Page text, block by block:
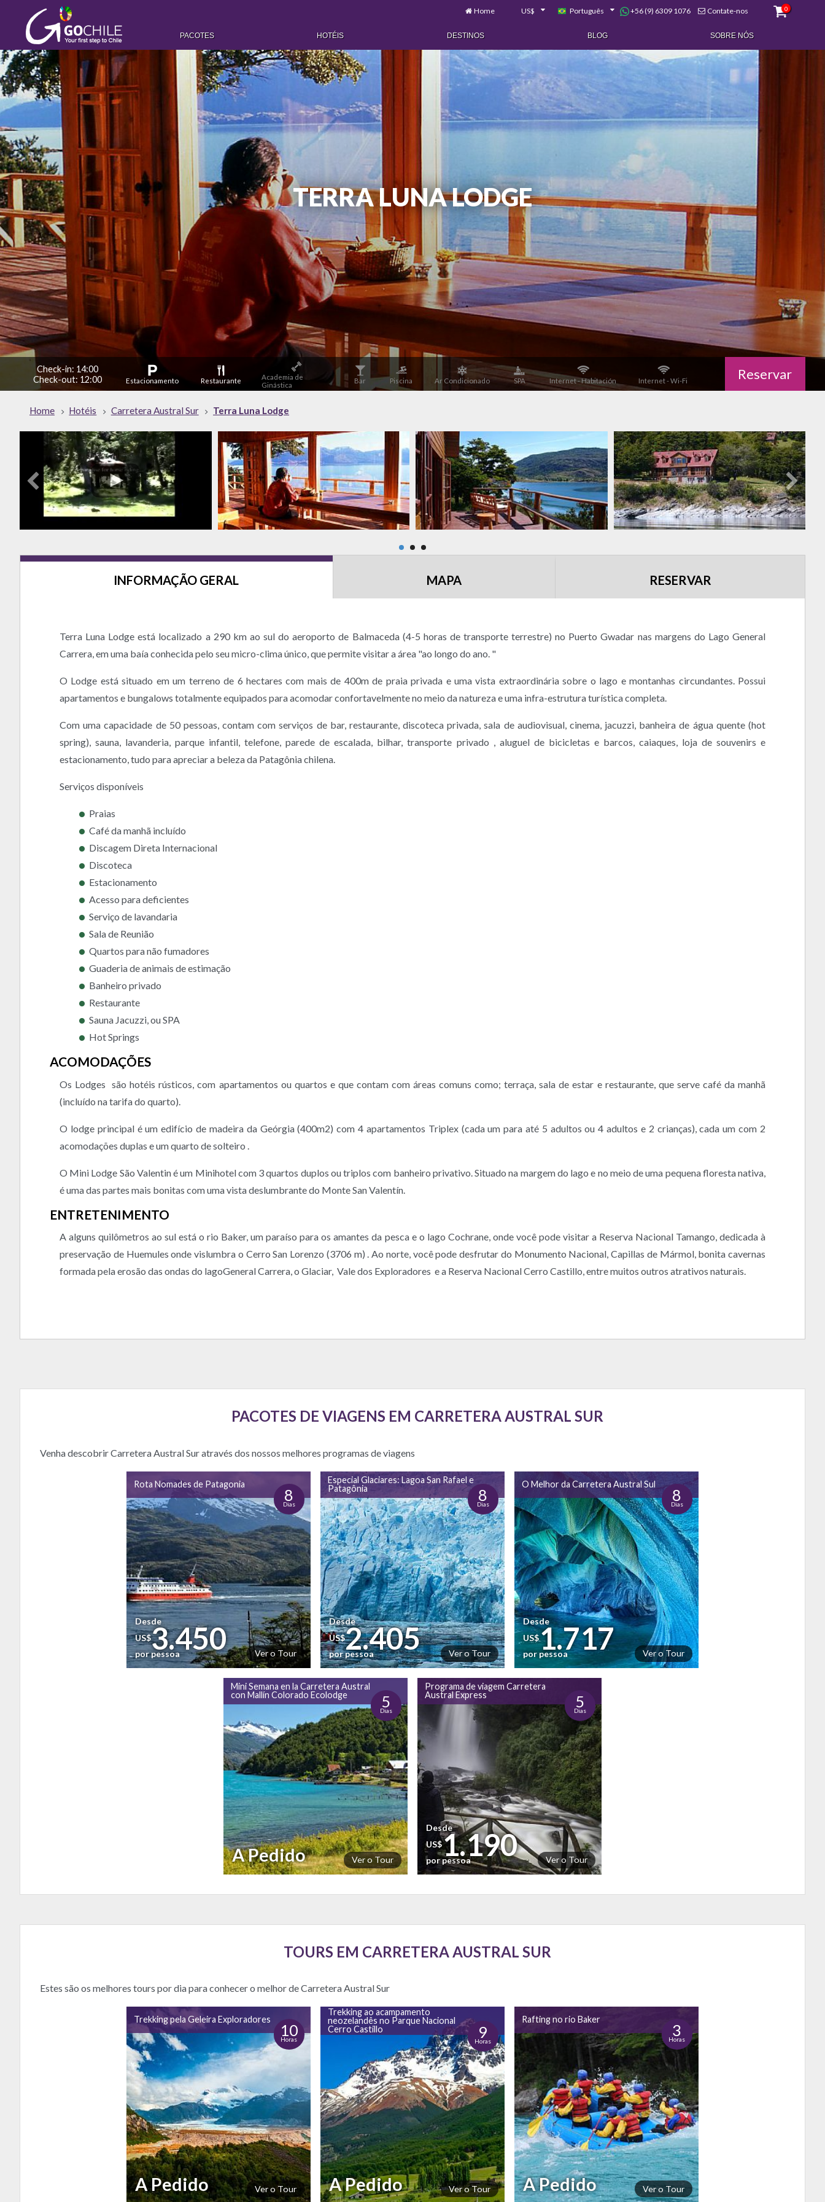
Home US$ Português +56 (9) 6309 1076 Contate-nos 0
PACOTES HOTÉIS DESTINOS BLOG SOBRE NÓS
TERRA LUNA LODGE
Check-in: 14:00
Check-out: 12:00
Estacionamento Restaurante
Academia de
Ginástica
Bar Piscina Ar Condicionado SPA Internet - Habitación Internet - Wi-Fi Reservar
Home Hotéis Carretera Austral Sur Terra Luna Lodge
INFORMAÇÃO GERAL MAPA RESERVAR
Terra Luna Lodge está localizado a 290 km ao sul do aeroporto de Balmaceda (4-5 horas de transporte terrestre) no Puerto Gwadar nas margens do Lago General
Carrera, em uma baía conhecida pelo seu micro-clima único, que permite visitar a área "ao longo do ano. "
O Lodge está situado em um terreno de 6 hectares com mais de 400m de praia privada e uma vista extraordinária sobre o lago e montanhas circundantes. Possui
apartamentos e bungalows totalmente equipados para acomodar confortavelmente no meio da natureza e uma infra-estrutura turística completa.
Com uma capacidade de 50 pessoas, contam com serviços de bar, restaurante, discoteca privada, sala de audiovisual, cinema, jacuzzi, banheira de água quente (hot
spring), sauna, lavanderia, parque infantil, telefone, parede de escalada, bilhar, transporte privado , aluguel de bicicletas e barcos, caiaques, loja de souvenirs e
estacionamento, tudo para apreciar a beleza da Patagônia chilena.
Serviços disponíveis
Praias
Café da manhã incluído
Discagem Direta Internacional
Discoteca
Estacionamento
Acesso para deficientes
Serviço de lavandaria
Sala de Reunião
Quartos para não fumadores
Guaderia de animais de estimação
Banheiro privado
Restaurante
Sauna Jacuzzi, ou SPA
Hot Springs
ACOMODAÇÕES
Os Lodges são hotéis rústicos, com apartamentos ou quartos e que contam com áreas comuns como; terraça, sala de estar e restaurante, que serve café da manhã
(incluído na tarifa do quarto).
O lodge principal é um edifício de madeira da Geórgia (400m2) com 4 apartamentos Triplex (cada um para até 5 adultos ou 4 adultos e 2 crianças), cada um com 2
acomodações duplas e um quarto de solteiro .
O Mini Lodge São Valentin é um Minihotel com 3 quartos duplos ou triplos com banheiro privativo. Situado na margem do lago e no meio de uma pequena floresta nativa,
é uma das partes mais bonitas com uma vista deslumbrante do Monte San Valentín.
ENTRETENIMENTO
A alguns quilômetros ao sul está o rio Baker, um paraíso para os amantes da pesca e o lago Cochrane, onde você pode visitar a Reserva Nacional Tamango, dedicada à
preservação de Huemules onde vislumbra o Cerro San Lorenzo (3706 m) . Ao norte, você pode desfrutar do Monumento Nacional, Capillas de Mármol, bonita cavernas
formada pela erosão das ondas do lagoGeneral Carrera, o Glaciar, Vale dos Exploradores e a Reserva Nacional Cerro Castillo, entre muitos outros atrativos naturais.
PACOTES DE VIAGENS EM CARRETERA AUSTRAL SUR
Venha descobrir Carretera Austral Sur através dos nossos melhores programas de viagens
Rota Nomades de Patagonia
8
Dias
Ver o Tour
Desde
US$3.450
por pessoa
Especial Glaciares: Lagoa San Rafael e
Patagônia
8
Dias
Ver o Tour
Desde
US$2.405
por pessoa
O Melhor da Carretera Austral Sul
8
Dias
Ver o Tour
Desde
US$1.717
por pessoa
Mini Semana en la Carretera Austral
con Mallín Colorado Ecolodge
5
Dias
Ver o Tour
A Pedido
Programa de viagem Carretera
Austral Express
5
Dias
Ver o Tour
Desde
US$1.190
por pessoa
TOURS EM CARRETERA AUSTRAL SUR
Estes são os melhores tours por dia para conhecer o melhor de Carretera Austral Sur
Trekking pela Geleira Exploradores
10
Horas
Ver o Tour
A Pedido
Trekking ao acampamento
neozelandês no Parque Nacional
Cerro Castillo
9
Horas
Ver o Tour
A Pedido
Rafting no rio Baker
3
Horas
Ver o Tour
A Pedido